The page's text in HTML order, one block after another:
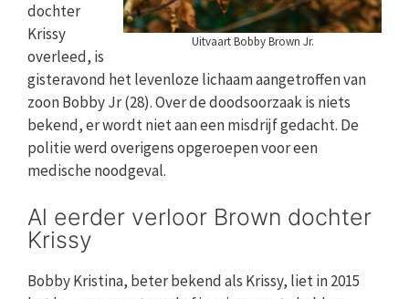
Uitvaart Bobby Brown Jr.
dochter
Krissy
overleed, is
gisteravond het levenloze lichaam aangetroffen van
zoon Bobby Jr (28). Over de doodsoorzaak is niets
bekend, er wordt niet aan een misdrijf gedacht. De
politie werd overigens opgeroepen voor een
medische noodgeval.
Al eerder verloor Brown dochter
Krissy
Bobby Kristina, beter bekend als Krissy, liet in 2015